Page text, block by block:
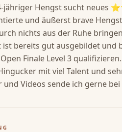
jähriger Hengst sucht neues
und äußerst brave
nichts aus der Ruhe
ist bereits gut ausgebildet und
Finale Level 3 qualifizieren.
mit viel Talent und
und Videos sende ich gerne